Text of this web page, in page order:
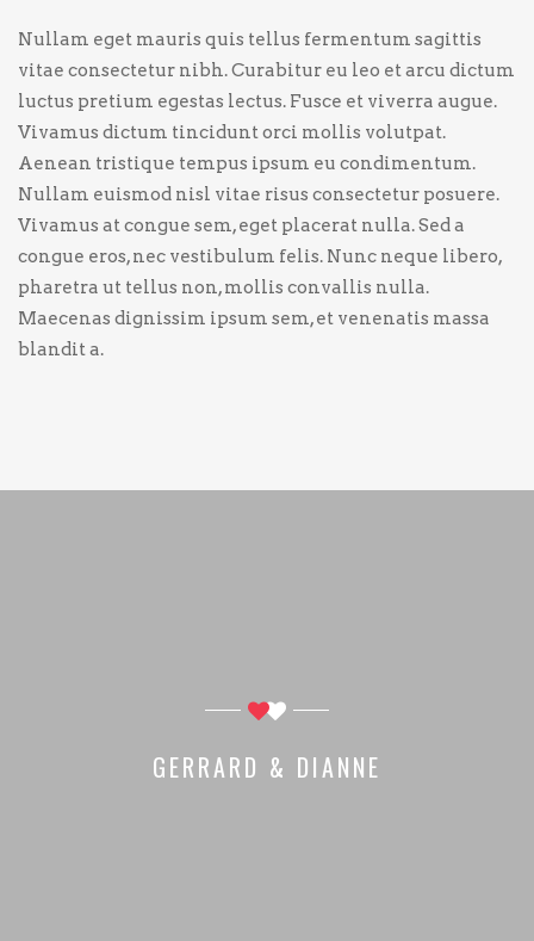
Nullam eget mauris quis tellus fermentum sagittis
vitae consectetur nibh. Curabitur eu leo et arcu dictum
luctus pretium egestas lectus. Fusce et viverra augue.
Vivamus dictum tincidunt orci mollis volutpat.
Aenean tristique tempus ipsum eu condimentum.
Nullam euismod nisl vitae risus consectetur posuere.
Vivamus at congue sem, eget placerat nulla. Sed a
congue eros, nec vestibulum felis. Nunc neque libero,
pharetra ut tellus non, mollis convallis nulla.
Maecenas dignissim ipsum sem, et venenatis massa
blandit a.
GERRARD & DIANNE